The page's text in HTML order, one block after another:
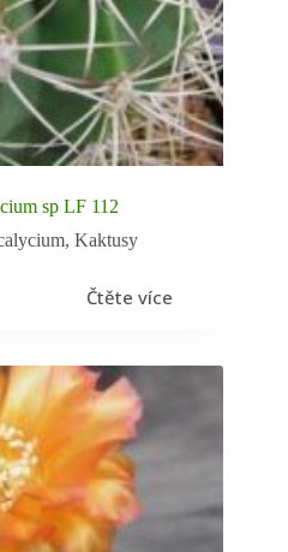
sp LF 112
,Kaktusy
Čtěte více